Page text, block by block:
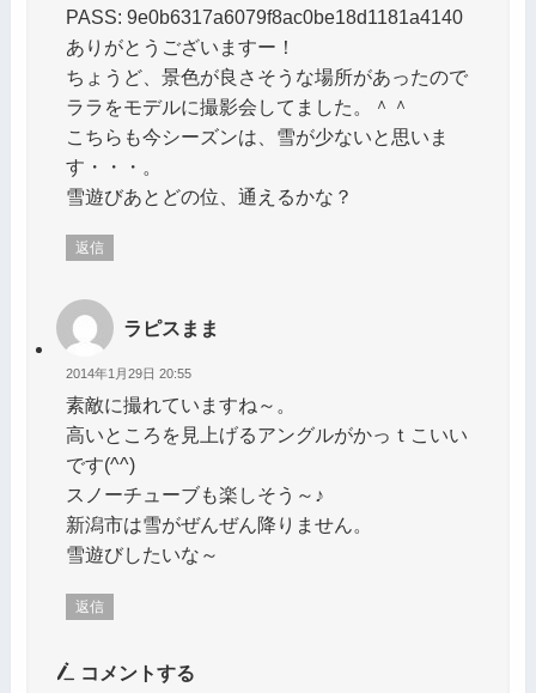
PASS: 9e0b6317a6079f8ac0be18d1181a4140
ありがとうございますー！
ちょうど、景色が良さそうな場所があったので
ララをモデルに撮影会してました。＾＾
こちらも今シーズンは、雪が少ないと思いま
す・・・。
雪遊びあとどの位、通えるかな？
返信
ラピスまま
2014年1月29日 20:55
素敵に撮れていますね～。
高いところを見上げるアングルがかっｔこいい
です(^^)
スノーチューブも楽しそう～♪
新潟市は雪がぜんぜん降りません。
雪遊びしたいな～
返信
コメントする